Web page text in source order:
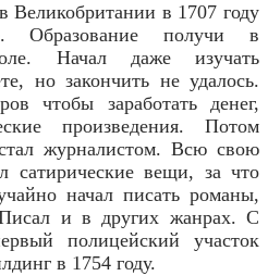
Великобритании в 1707 году
получи в
Начал даже изучать
но закончить не удалось.
чтобы заработать денег,
произведения. Потом
журналистом. Всю свою
сатирические вещи, за что
начал писать романы,
и в других жанрах. С
полицейский участок
в 1754 году.